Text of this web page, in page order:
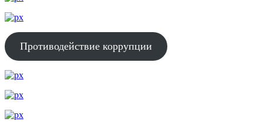
Противодействие коррупции